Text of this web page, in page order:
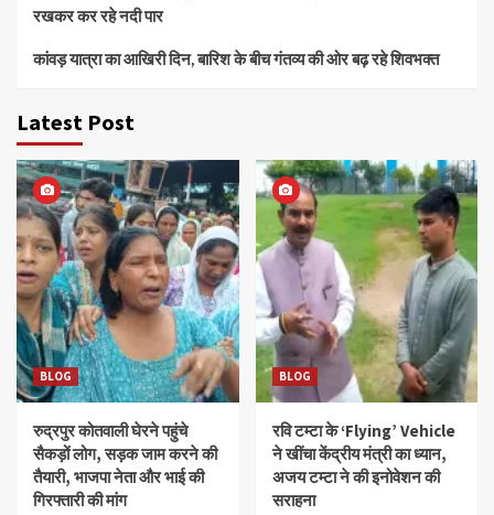
रखकर कर रहे नदी पार
कांवड़ यात्रा का आखिरी दिन, बारिश के बीच गंतव्य की ओर बढ़ रहे शिवभक्त
Latest Post
BLOG
रुद्रपुर कोतवाली घेरने पहुंचे
सैकड़ों लोग, सड़क जाम करने की
तैयारी, भाजपा नेता और भाई की
गिरफ्तारी की मांग
BLOG
रवि टम्टा के ‘Flying’ Vehicle
ने खींचा केंद्रीय मंत्री का ध्यान,
अजय टम्टा ने की इनोवेशन की
सराहना